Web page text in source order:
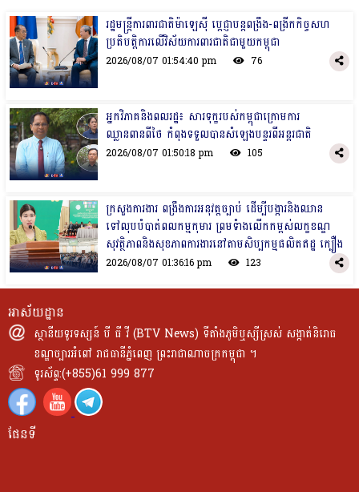
រដ្ឋមន្ត្រីការពារជាតិម៉ាឡេស៊ី ប្ដេជ្ញាបន្តពង្រឹង-ពង្រីកកិច្ចសហ
ប្រតិបត្តិការលើវិស័យការពារជាតិជាមួយកម្ពុជា
2026/08/07 01:54:40 pm 76
អ្នកវិភាគនិងពលរដ្ឋ៖ សារទុក្ខរបស់កម្ពុជាក្រោមការ
ឈ្លានពានពីថៃ កំពុងទទួលបានសំឡេងបន្ទរពីអន្តរជាតិ
2026/08/07 01:50:18 pm 105
ក្រសួងការងារ ពង្រឹងការអនុវត្តច្បាប់ ដើម្បីបង្ការនិងឈាន
ទៅលុបបំបាត់ពលកម្មកុមារ ព្រមទំាងលើកកម្ពស់លក្ខខណ្ឌ
សុវត្ថិភាពនិងសុខភាពការងារនៅតាមសិប្បកម្មផលិតឥដ្ឋ ក្បឿង
2026/08/07 01:36:16 pm 123
អាស័យដ្ឋាន
ស្ថានីយទូរទស្សន៍ បី ធី វី (BTV News) ទីតាំងភូមិឬស្សីស្រស់ សង្កាត់និរោធ
ខណ្ឌច្បារអំពៅ រាជធានីភ្នំពេញ ព្រះរាជាណាចក្រកម្ពុជា ។
ទូរស័ព្ទ:(+855)61 999 877
ផែនទី